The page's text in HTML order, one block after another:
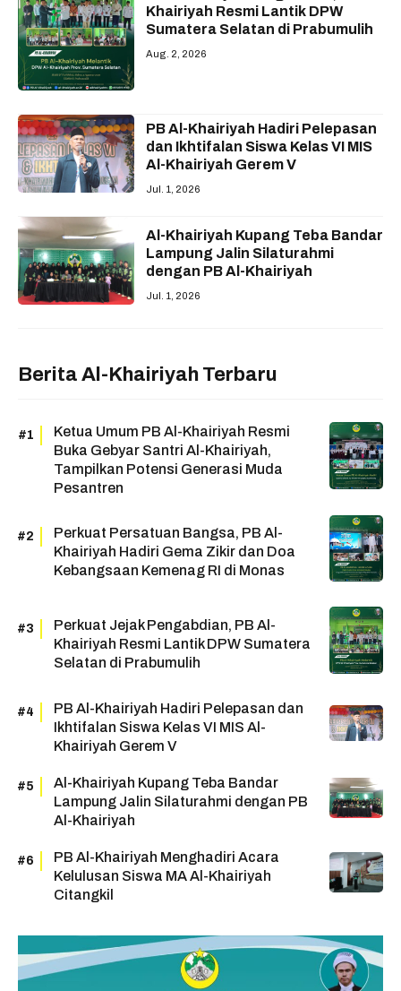
Khairiyah Resmi Lantik DPW
Sumatera Selatan di Prabumulih
Aug. 2, 2026
PB Al-Khairiyah Hadiri Pelepasan
dan Ikhtifalan Siswa Kelas VI MIS
Al-Khairiyah Gerem V
Jul. 1, 2026
Al-Khairiyah Kupang Teba Bandar
Lampung Jalin Silaturahmi
dengan PB Al-Khairiyah
Jul. 1, 2026
Berita Al-Khairiyah Terbaru
Ketua Umum PB Al-Khairiyah Resmi
Buka Gebyar Santri Al-Khairiyah,
Tampilkan Potensi Generasi Muda
Pesantren
Perkuat Persatuan Bangsa, PB Al-
Khairiyah Hadiri Gema Zikir dan Doa
Kebangsaan Kemenag RI di Monas
Perkuat Jejak Pengabdian, PB Al-
Khairiyah Resmi Lantik DPW Sumatera
Selatan di Prabumulih
PB Al-Khairiyah Hadiri Pelepasan dan
Ikhtifalan Siswa Kelas VI MIS Al-
Khairiyah Gerem V
Al-Khairiyah Kupang Teba Bandar
Lampung Jalin Silaturahmi dengan PB
Al-Khairiyah
PB Al-Khairiyah Menghadiri Acara
Kelulusan Siswa MA Al-Khairiyah
Citangkil